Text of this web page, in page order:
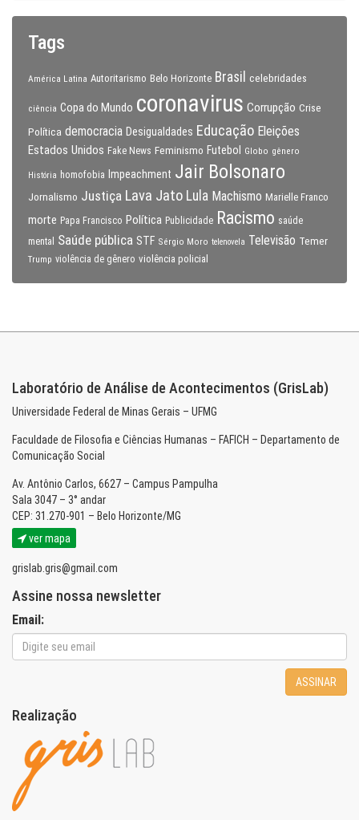
Tags
América Latina Autoritarismo Belo Horizonte Brasil celebridades
ciência Copa do Mundo coronavirus Corrupção Crise
Política democracia Desigualdades Educação Eleições
Estados Unidos Fake News Feminismo Futebol Globo gênero
História homofobia Impeachment Jair Bolsonaro
Jornalismo Justiça Lava Jato Lula Machismo Marielle Franco
morte Papa Francisco Política Publicidade Racismo saúde
mental
Saúde pública STF Sérgio Moro telenovela Televisão Temer
Trump violência de gênero violência policial
Laboratório de Análise de Acontecimentos (GrisLab)
Universidade Federal de Minas Gerais – UFMG
Faculdade de Filosofia e Ciências Humanas – FAFICH – Departamento de
Comunicação Social
Av. Antônio Carlos, 6627 – Campus Pampulha
Sala 3047 – 3° andar
CEP: 31.270-901 – Belo Horizonte/MG
ver mapa
grislab.gris@gmail.com
Assine nossa newsletter
Email:
ASSINAR
Realização